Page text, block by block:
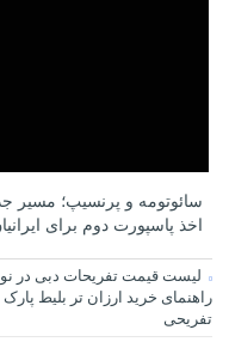
سائوتومه و پرنسیپ؛ مسیر
اخذ پاسپورت دوم برای
راهنمای خرید ارزان تر بلیط
تفریحی